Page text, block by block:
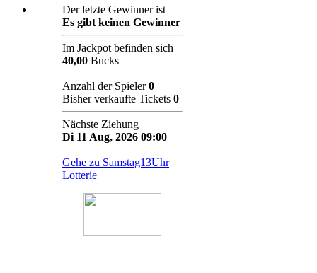
Der letzte Gewinner ist
Es gibt keinen Gewinner
Im Jackpot befinden sich
40,00 Bucks
Anzahl der Spieler0
Bisher verkaufte Tickets 0
Nächste Ziehung
Di 11 Aug, 2026 09:00
Gehe zu Samstag13Uhr
Lotterie